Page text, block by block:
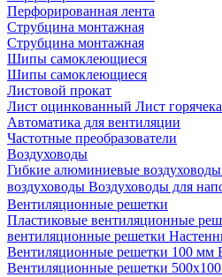
Перфорированная лента
Струбцина монтажная
Струбцина монтажная
Шипы самоклеющиеся
Шипы самоклеющиеся
Листовой прокат
Лист оцинкованный Лист
Автоматика для вентиляции
Частотные преобразователи
Воздуховоды
Гибкие алюминиевые воздуховоды
воздуховоды Воздуховоды для
Вентиляционные решетки
Пластиковые вентиляционные
вентиляционные решетки
Вентиляционные решетки 100 мм
Вентиляционные решетки